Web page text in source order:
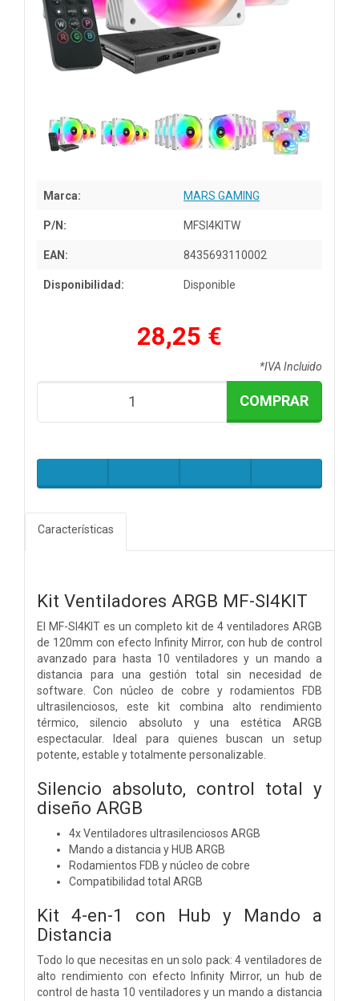
Marca: MARS GAMING
P/N: MFSI4KITW
EAN: 8435693110002
Disponibilidad: Disponible
28,25 €
*IVA Incluido
COMPRAR
Características
Kit Ventiladores ARGB MF-SI4KIT
El MF-SI4KIT es un completo kit de 4 ventiladores ARGB
de 120mm con efecto Infinity Mirror, con hub de control
avanzado para hasta 10 ventiladores y un mando a
distancia para una gestión total sin necesidad de
software. Con núcleo de cobre y rodamientos FDB
ultrasilenciosos, este kit combina alto rendimiento
térmico, silencio absoluto y una estética ARGB
espectacular. Ideal para quienes buscan un setup
potente, estable y totalmente personalizable.
Silencio absoluto, control total y
diseño ARGB
4x Ventiladores ultrasilenciosos ARGB
Mando a distancia y HUB ARGB
Rodamientos FDB y núcleo de cobre
Compatibilidad total ARGB
Kit 4-en-1 con Hub y Mando a
Distancia
Todo lo que necesitas en un solo pack: 4 ventiladores de
alto rendimiento con efecto Infinity Mirror, un hub de
control de hasta 10 ventiladores y un mando a distancia